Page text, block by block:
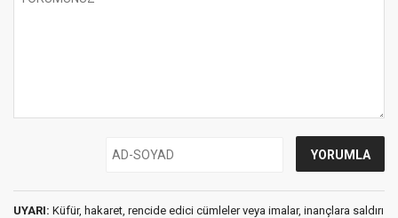
UYARI: Küfür, hakaret, rencide edici cümleler veya imalar, inançlara saldırı